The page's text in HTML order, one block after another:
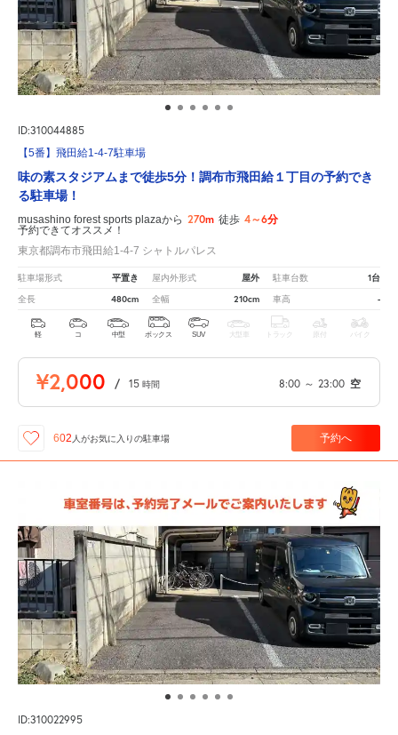
ID:310044885
【5番】飛田給1-4-7駐車場
味の素スタジアムまで徒歩5分！調布市飛田給１丁目の予約でき
る駐車場！
musashino forest sports plazaから 270m 徒歩 4～6分
予約できてオススメ！
東京都調布市飛田給1-4-7 シャトルパレス
駐車場形式 平置き 屋内外形式 屋外 駐車台数 1台
全長 480cm 全幅 210cm 車高 -
軽 コ 中型 ボックス SUV 大型車 トラック 原付 バイク
¥2,000 / 15 時間 8:00 ～ 23:00 空
602 人がお気に入りの駐車場 予約へ
ID:310022995